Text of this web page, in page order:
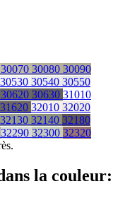
30070 30080 30090
30530 30540 30550
30620 30630 31010
31620 32010 32020
32130 32140 32180
32290 32300 32320
la couleur: